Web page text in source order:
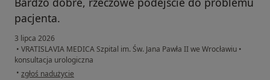
pacjenta.
3 lipca 2026
• VRATISLAVIA MEDICA Szpital im. Św. Jana Pawła II we Wrocławiu •
konsultacja urologiczna
• w opinii użytkownika AJ
zgłoś nadużycie